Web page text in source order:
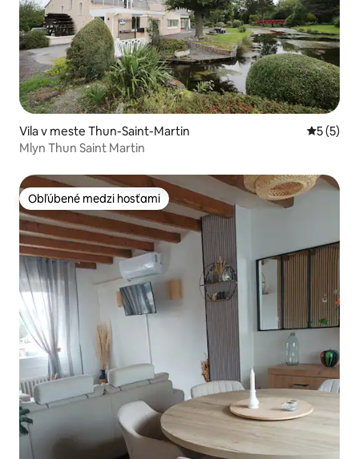
Vila v meste Thun-Saint-Martin
5 (5)
Mlyn Thun Saint Martin
Obľúbené medzi hosťami
Obľúbené medzi hosťami